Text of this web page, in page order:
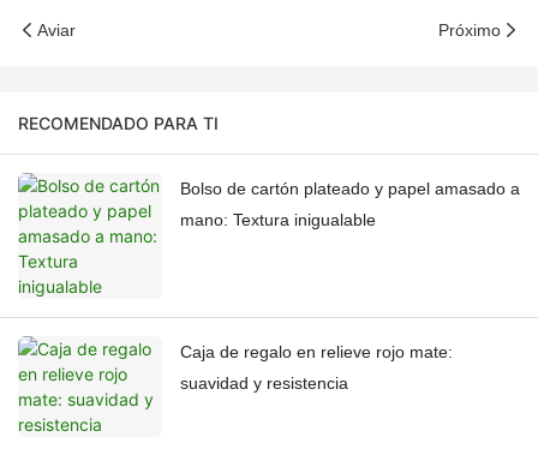
Aviar Próximo
RECOMENDADO PARA TI
Bolso de cartón plateado y papel amasado a
mano: Textura inigualable
Caja de regalo en relieve rojo mate:
suavidad y resistencia